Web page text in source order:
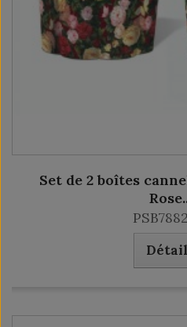
Set de 2 boîtes